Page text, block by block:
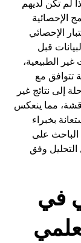
لم تكن لديهم
الإحصائية
الإحصائي
قبل
غير الطبيعية،
تتوافق مع
إلى نتائج غير
مما ينعكس
بخبراء
على
وفق
في